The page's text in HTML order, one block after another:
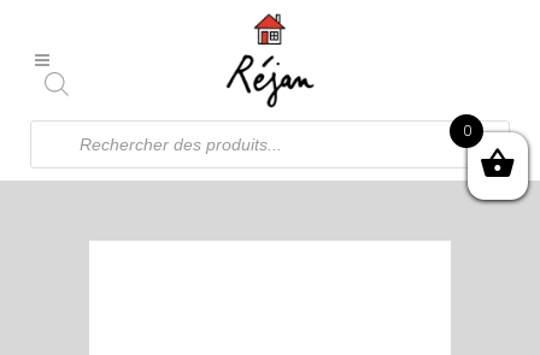
Recherche
produits
0